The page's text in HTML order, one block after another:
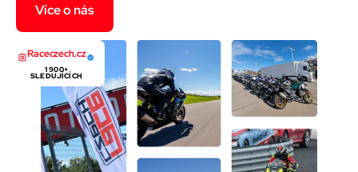
Více o nás
Raceczech.cz
1 900+
SLEDUJÍCÍCH